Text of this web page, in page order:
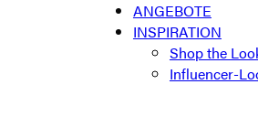
ANGEBOTE
INSPIRATION
Shop the
Influencer-